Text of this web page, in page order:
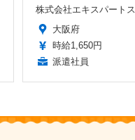
株式会社エキスパート
大阪府
時給1,650円
派遣社員